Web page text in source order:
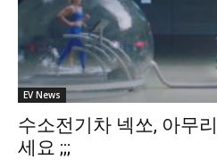
EV News
수소전기차 넥쏘, 아무
세요 ;;;